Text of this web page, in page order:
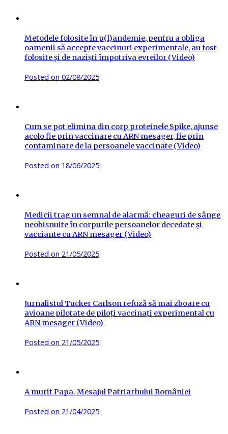
Metodele folosite în p(l)andemie, pentru a obliga
oamenii să accepte vaccinuri experimentale, au fost
folosite și de naziști împotriva evreilor (Video)
Posted on 02/08/2025
Cum se pot elimina din corp proteinele Spike, ajunse
acolo fie prin vaccinare cu ARN mesager, fie prin
contaminare de la persoanele vaccinate (Video)
Posted on 18/06/2025
Medicii trag un semnal de alarmă: cheaguri de sânge
neobișnuite în corpurile persoanelor decedate și
vacciante cu ARN mesager (Video)
Posted on 21/05/2025
Jurnalistul Tucker Carlson refuză să mai zboare cu
avioane pilotate de piloți vaccinați experimental cu
ARN mesager (Video)
Posted on 21/05/2025
A murit Papa. Mesajul Patriarhului României
Posted on 21/04/2025